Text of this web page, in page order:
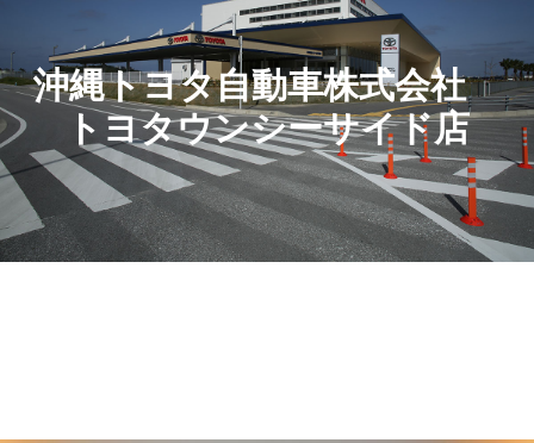
沖縄トヨタ自動車株式会社
トヨタウンシーサイド店